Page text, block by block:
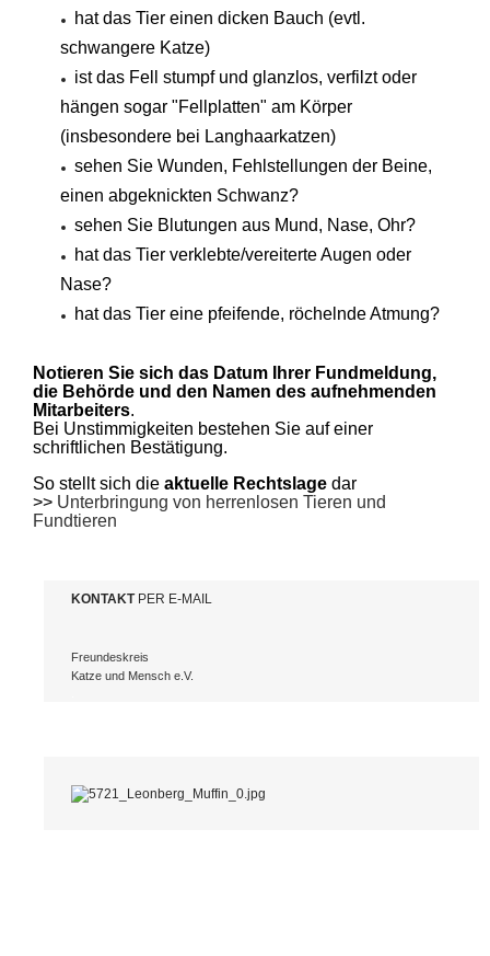
hat das Tier einen dicken Bauch (evtl.
schwangere Katze)
ist das Fell stumpf und glanzlos, verfilzt oder
hängen sogar "Fellplatten" am Körper
(insbesondere bei Langhaarkatzen)
sehen Sie Wunden, Fehlstellungen der Beine,
einen abgeknickten Schwanz?
sehen Sie Blutungen aus Mund, Nase, Ohr?
hat das Tier verklebte/vereiterte Augen oder
Nase?
hat das Tier eine pfeifende, röchelnde Atmung?
Notieren Sie sich das Datum Ihrer Fundmeldung,
die Behörde und den Namen des aufnehmenden
Mitarbeiters.
Bei Unstimmigkeiten bestehen Sie auf einer
schriftlichen Bestätigung.
So stellt sich die aktuelle Rechtslage dar
>> Unterbringung von herrenlosen Tieren und
Fundtieren
KONTAKTPER E-MAIL
Freundeskreis
Katze und Mensch e.V.